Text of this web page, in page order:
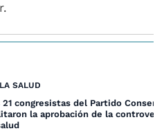
SALUD
congresistas del Partido
la aprobación de la